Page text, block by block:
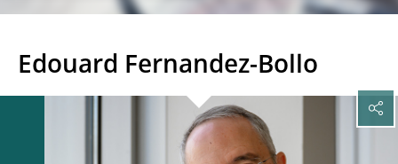
Edouard Fernandez-Bollo